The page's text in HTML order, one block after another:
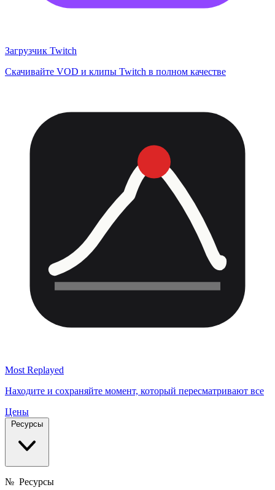
Загрузчик Twitch
Скачивайте VOD и клипы Twitch в полном качестве
Most Replayed
Находите и сохраняйте момент, который пересматривают все
Цены
Ресурсы
№ Ресурсы